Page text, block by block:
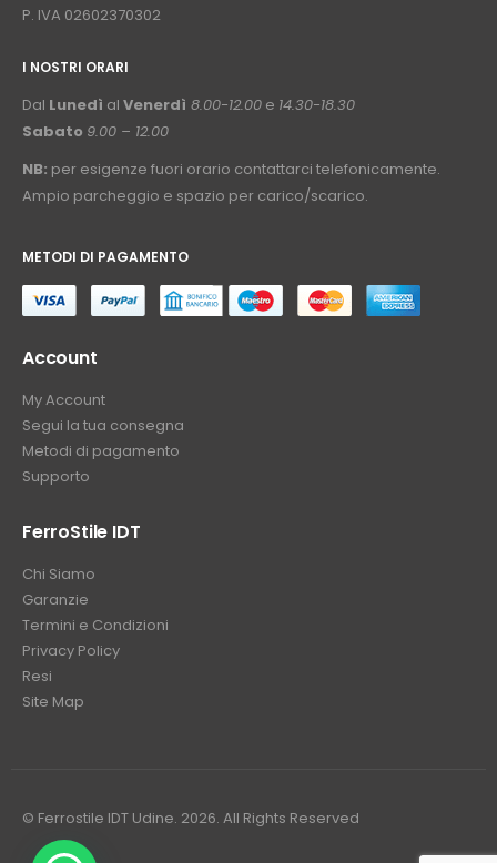
P. IVA 02602370302
I NOSTRI ORARI
Dal Lunedì al Venerdì 8.00-12.00 e 14.30-18.30
Sabato 9.00 – 12.00
NB: per esigenze fuori orario contattarci telefonicamente.
Ampio parcheggio e spazio per carico/scarico.
METODI DI PAGAMENTO
Account
My Account
Segui la tua consegna
Metodi di pagamento
Supporto
FerroStile IDT
Chi Siamo
Garanzie
Termini e Condizioni
Privacy Policy
Resi
Site Map
© Ferrostile IDT Udine. 2026. All Rights Reserved